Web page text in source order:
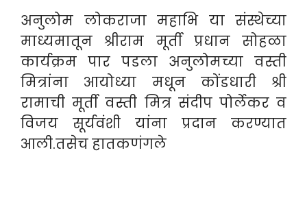
अनुलोम लोकराजा महाभि या संस्थेच्या
माध्यमातून श्रीराम मूर्ती प्रधान सोहळा
कार्यक्रम पार पडला अनुलोमच्या वस्ती
मित्रांना आयोध्या मधून कोंडधारी श्री
रामाची मूर्ती वस्ती मित्र संदीप पोर्लेकर व
विजय सूर्यवंशी यांना प्रदान करण्यात
आली.तसेच हातकणंगले